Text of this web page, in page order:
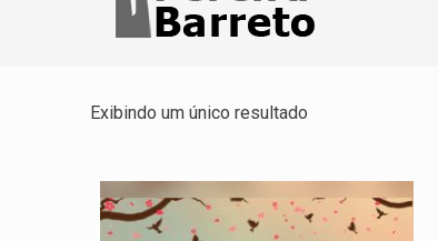
Exibindo um único resultado